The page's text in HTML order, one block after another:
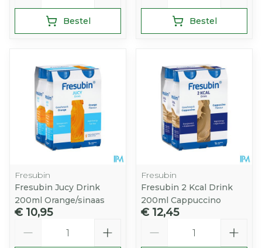
Bestel Bestel
Fresubin
Fresubin Jucy Drink
200ml Orange/sinaas
€ 10,95
Fresubin
Fresubin 2 Kcal Drink
200ml Cappuccino
€ 12,45